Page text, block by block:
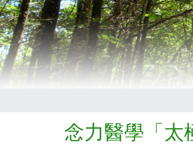
念力醫學「太